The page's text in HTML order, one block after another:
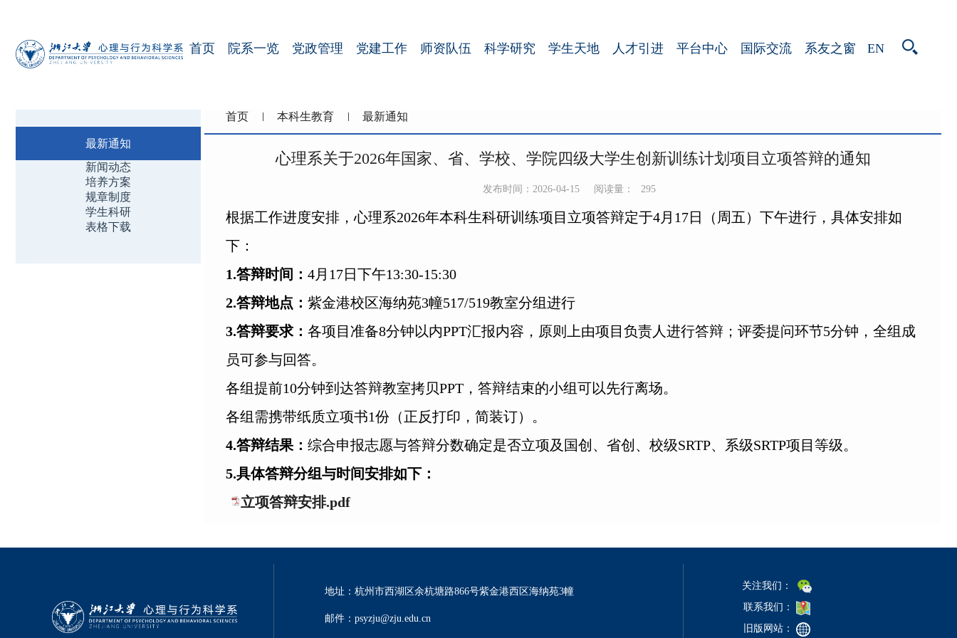
首页 院系一览 党政管理 党建工作 师资队伍 科学研究 学生天地 人才引进 平台中心 国际交流 系友之窗 EN
最新通知
新闻动态
培养方案
规章制度
学生科研
表格下载
首页 本科生教育 最新通知
心理系关于2026年国家、省、学校、学院四级大学生创新训练计划项目立项答辩的通知
发布时间：2026-04-15 阅读量： 295
根据工作进度安排，心理系2026年本科生科研训练项目立项答辩定于4月17日（周五）下午进行，具体安排如
下：
1.答辩时间： 4月17日 下午13:30-15:30
2.答辩地点： 紫金港校区海纳苑3幢517/519教室分组进行
3.答辩要求： 各项目准备8分钟以内PPT汇报内容，原则上由项目负责人进行答辩；评委提问环节5分钟，全组成
员可参与回答。
各组提前10分钟到达答辩教室拷贝PPT，答辩结束的小组可以先行离场。
各组需携带纸质立项书1份（正反打印，简装订）。
4.答辩结果： 综合申报志愿与答辩分数确定是否立项及国创、省创、校级SRTP、系级SRTP项目等级。
5.具体答辩分组与时间安排如下：
立项答辩安排.pdf
地址：杭州市西湖区余杭塘路866号紫金港西区海纳苑3幢
邮件：psyzju@zju.edu.cn
关注我们：
联系我们：
旧版网站：